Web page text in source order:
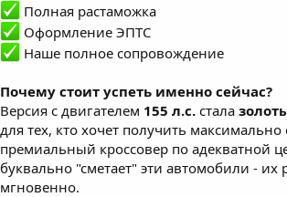
Полная растаможка
Оформление ЭПТС
Наше полное сопровождение
Почему стоит успеть именно сейчас?
Версия с двигателем 155 л.с. стала
для тех, кто хочет получить
премиальный кроссовер по адекватной
буквально "сметает" эти автомобили - их
мгновенно.